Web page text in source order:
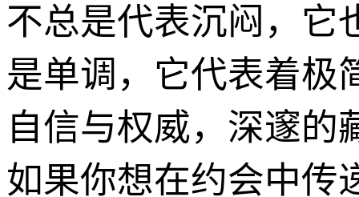
不总是代表沉闷，它
是单调，它代表着极
自信与权威，深邃的
如果你想在约会中传